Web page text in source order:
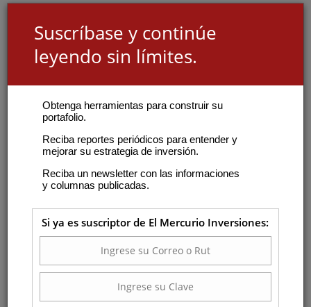
Suscríbase y continúe
leyendo sin límites.
Obtenga herramientas para construir su
portafolio.
Reciba reportes periódicos para entender y
mejorar su estrategia de inversión.
Reciba un newsletter con las informaciones
y columnas publicadas.
Si ya es suscriptor de El Mercurio Inversiones: